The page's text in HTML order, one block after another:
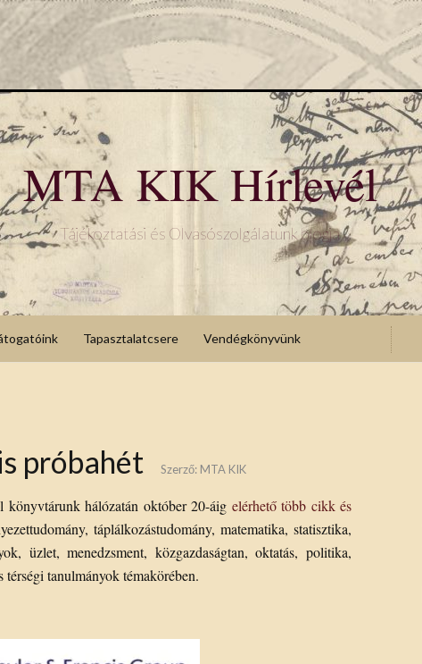
MTA KIK Hírlevél
Tájékoztatási és Olvasószolgálatunk blogja
Tapasztalatcsere Vendégkönyvünk
próbahét Szerző: MTA KIK
hálózatán október 20-áig elérhető több cikk és
táplálkozástudomány, matematika, statisztika,
üzlet, menedzsment, közgazdaságtan, oktatás, politika,
tanulmányok témakörében.